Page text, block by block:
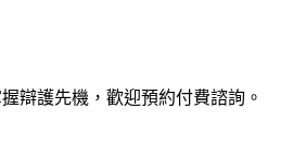
辯護先機，歡迎預約付費諮詢。